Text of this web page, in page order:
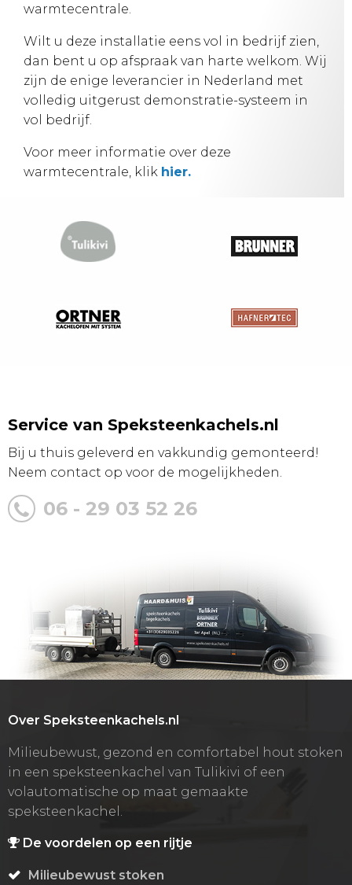
warmtecentrale.
Wilt u deze installatie eens vol in bedrijf zien,
dan bent u op afspraak van harte welkom. Wij
zijn de enige leverancier in Nederland met
volledig uitgerust demonstratie-systeem in
vol bedrijf.
Voor meer informatie over deze
warmtecentrale, klik hier.
Service van Speksteenkachels.nl
Bij u thuis geleverd en vakkundig gemonteerd!
Neem contact op voor de mogelijkheden.
06 - 29 03 52 26
Over Speksteenkachels.nl
Milieubewust, gezond en comfortabel hout stoken
in een speksteenkachel van Tulikivi of een
volautomatische op maat gemaakte
speksteenkachel.
De voordelen op een rijtje
Milieubewust stoken